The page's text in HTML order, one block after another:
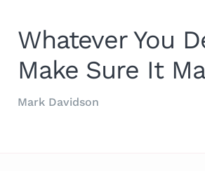
Whatever You
Make Sure It
Mark Davidson